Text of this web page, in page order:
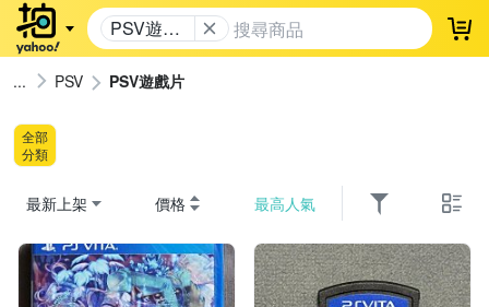
PSV遊戲
片
登
PSV PSV遊戲片
全部
分類
最新上架 價格 最高人氣